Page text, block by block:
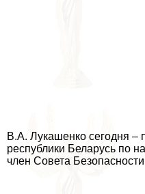
В.А. Лукашенко сегодня –
республики Беларусь по
члeн Совета